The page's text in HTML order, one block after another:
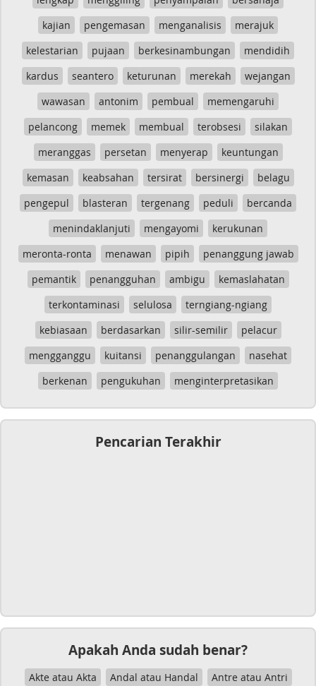
kajian
pengemasan menganalisis
merajuk
kelestarian
pujaan berkesinambungan
mendidih
kardus
seantero keturunan merekah
wejangan
wawasan
antonim pembual
memengaruhi
pelancong
memek membual terobsesi
silakan
meranggas
persetan menyerap
keuntungan
kemasan
keabsahan tersirat bersinergi
belagu
pengepul
blasteran tergenang peduli
bercanda
menindaklanjuti
mengayomi
kerukunan
meronta-ronta
menawan pipih
penanggung jawab
pemantik
penangguhan ambigu
kemaslahatan
terkontaminasi
selulosa
terngiang-ngiang
kebiasaan
berdasarkan silir-semilir
pelacur
mengganggu
kuitansi penanggulangan
nasehat
berkenan
pengukuhan menginterpretasikan
Pencarian Terakhir
Apakah Anda sudah benar?
Akte atau Akta Andal atau Handal
Antre atau Antri